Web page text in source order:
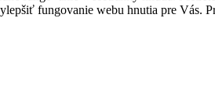
fungovanie webu hnutia pre Vás.